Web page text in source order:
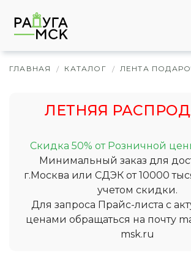
ГЛАВНАЯ / КАТАЛОГ / ЛЕНТА
ЛЕТНЯЯ
Скидка 50% от Розничной
Минимальный заказ для
г.Москва или СДЭК от 10000
учетом скидки.
Для запроса Прайс-листа с
ценами обращаться на почту
msk.ru